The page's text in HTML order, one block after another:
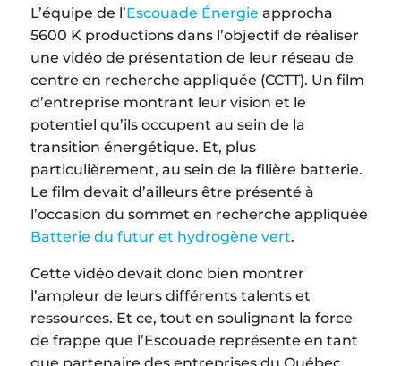
L’équipe de l’Escouade Énergie approcha
5600 K productions dans l’objectif de réaliser
une vidéo de présentation de leur réseau de
centre en recherche appliquée (CCTT). Un film
d’entreprise montrant leur vision et le
potentiel qu’ils occupent au sein de la
transition énergétique. Et, plus
particulièrement, au sein de la filière batterie.
Le film devait d’ailleurs être présenté à
l’occasion du sommet en recherche appliquée
Batterie du futur et hydrogène vert.
Cette vidéo devait donc bien montrer
l’ampleur de leurs différents talents et
ressources. Et ce, tout en soulignant la force
de frappe que l’Escouade représente en tant